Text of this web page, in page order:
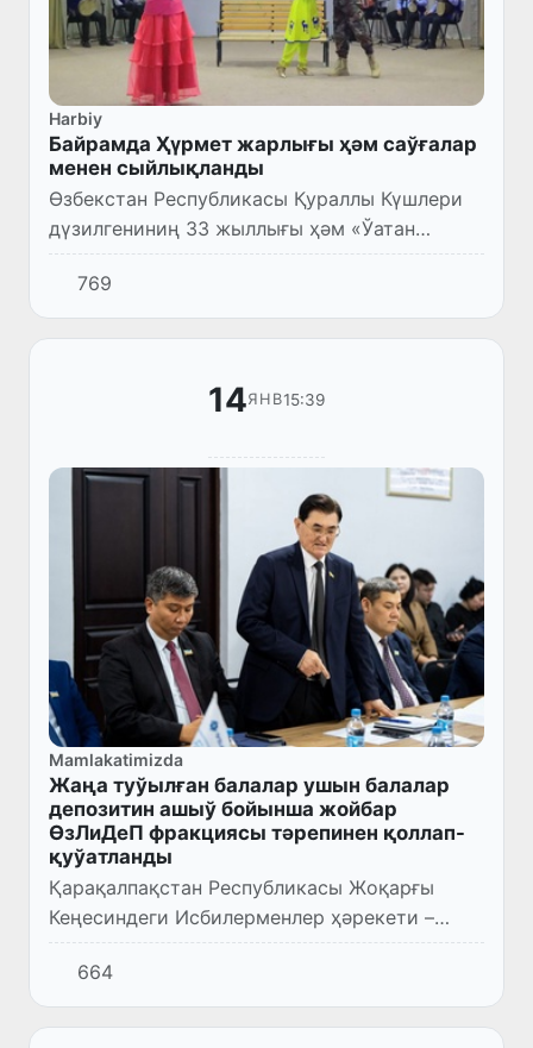
Harbiy
Байрамда Ҳүрмет жарлығы ҳәм саўғалар
менен сыйлықланды
Өзбекстан Республикасы Қураллы Күшлери
дүзилгениниң 33 жыллығы ҳәм «Ўатан
қорғаўшылары күни» байрамы мүнәсибети
менен Тахтакөпир районлық Мәденият
орайында район белсендилери, нура...
769
14ЯНВ15:39
Mamlakatimizda
Жаңа туўылған балалар ушын балалар
депозитин ашыў бойынша жойбар
ӨзЛиДеП фракциясы тәрепинен қоллап-
қуўатланды
Қарақалпақстан Республикасы Жоқарғы
Кеңесиндеги Исбилерменлер ҳәрекети –
Өзбекстан Либерал-демократиялық
партиясы фракциясының гезектеги
мәжилиси болып өтти.
664